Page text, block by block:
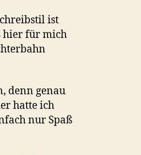
ist
hier für mich
denn genau
hatte ich
nur Spaß